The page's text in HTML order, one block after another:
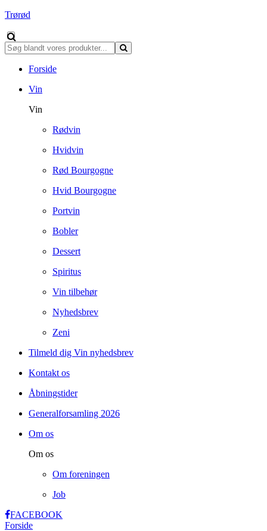
Trørød
Forside
Vin
Vin
Rødvin
Hvidvin
Rød Bourgogne
Hvid Bourgogne
Portvin
Bobler
Dessert
Spiritus
Vin tilbehør
Nyhedsbrev
Zeni
Tilmeld dig Vin nyhedsbrev
Kontakt os
Åbningstider
Generalforsamling 2026
Om os
Om os
Om foreningen
Job
FACEBOOK
Forside